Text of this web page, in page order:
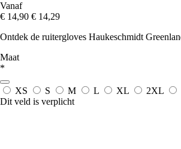
Vanaf
€ 14,90 € 14,29
Ontdek de ruitergloves Haukeschmidt
Maat
*
XS S M L XL 2XL
Dit veld is verplicht